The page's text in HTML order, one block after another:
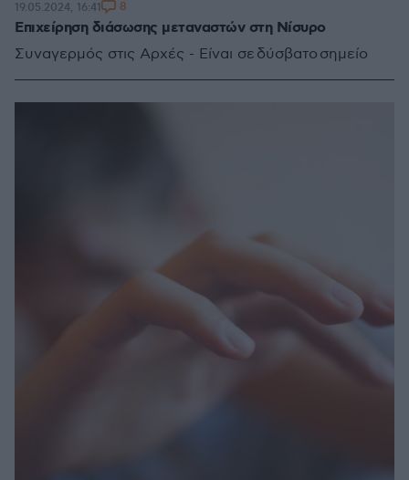
Επιχείρηση διάσωσης μεταναστών στη Νίσυρο
Συναγερμός στις Αρχές - Είναι σε δύσβατο σημείο
19.05.2024, 16:41 8